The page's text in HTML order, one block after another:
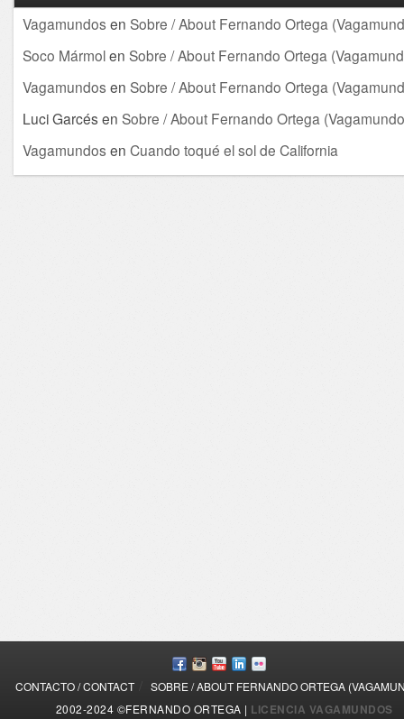
Vagamundos en Sobre / About Fernando Ortega
Soco Mármolen Sobre / About Fernando Ortega
Vagamundos en Sobre / About Fernando Ortega
Luci Garcés en Sobre / About Fernando Ortega
Vagamundos en Cuando toqué el sol de California
CONTACTO / CONTACT
SOBRE / ABOUT FERNANDO ORTEGA
2002-2024 ©FERNANDO ORTEGA | LICENCIA VAGAMUNDOS